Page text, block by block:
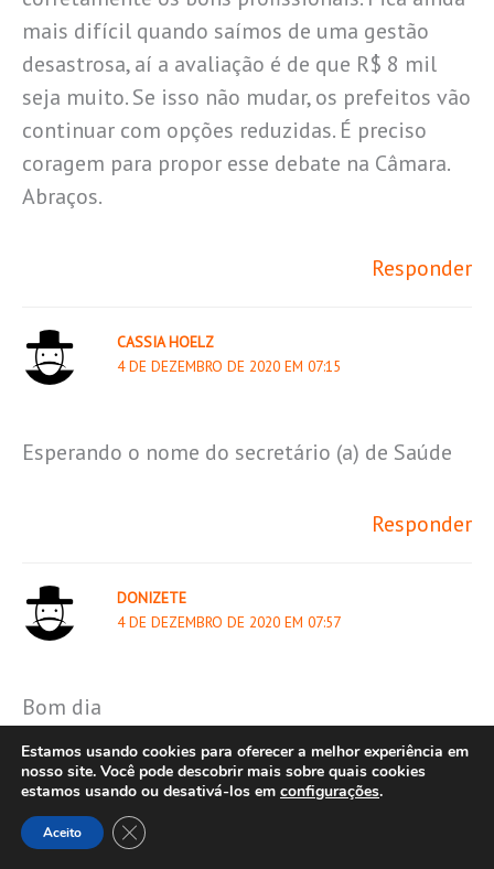
mais difícil quando saímos de uma gestão
desastrosa, aí a avaliação é de que R$ 8 mil
seja muito. Se isso não mudar, os prefeitos vão
continuar com opções reduzidas. É preciso
coragem para propor esse debate na Câmara.
Abraços.
Responder
CASSIA HOELZ
4 DE DEZEMBRO DE 2020 EM 07:15
Esperando o nome do secretário (a) de Saúde
Responder
DONIZETE
4 DE DEZEMBRO DE 2020 EM 07:57
Bom dia
Primeiro quero dar os parabéns pela
reportagem.
Infelizmente os veriadores dê bauru vive no
país dás maravilhas e nem sabe o que o gazeta
Estamos usando cookies para oferecer a melhor experiência em
nosso site. Você pode descobrir mais sobre quais cookies
estamos usando ou desativá-los em configurações.
Aceito Close GDPR Cookie Banner